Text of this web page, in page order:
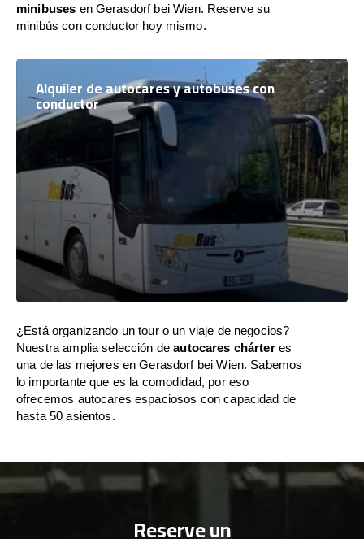
minibuses en Gerasdorf bei Wien. Reserve su
minibús con conductor hoy mismo.
Alquiler de autocares y autobuses con
conductor
¿Está organizando un tour o un viaje de negocios?
Nuestra amplia selección deautocares chárteres
una de las mejores en Gerasdorf bei Wien. Sabemos
lo importante que es la comodidad, por eso
ofrecemos autocares espaciosos con capacidad de
hasta 50 asientos.
Reserve un